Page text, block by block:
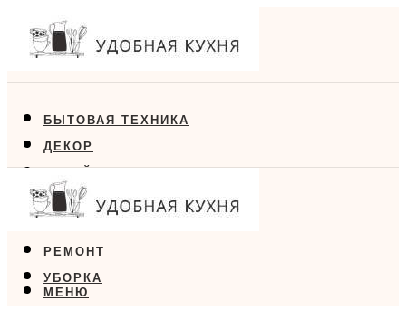
БЫТОВАЯ ТЕХНИКА
ДЕКОР
ДИЗАЙН
ЕДА
РЕМОНТ
УБОРКА
МЕНЮ